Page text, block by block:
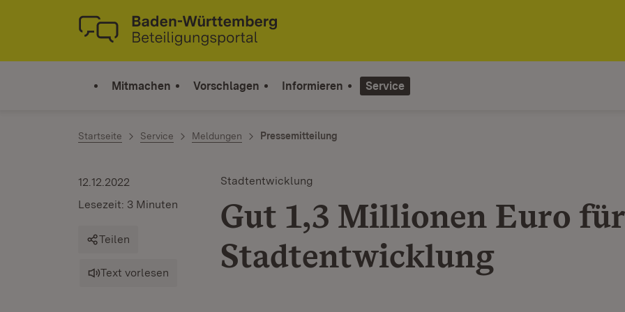
Zum Inhalt springen
Link zur Startseite
Mitmachen Vorschlagen Informieren Service
Startseite Service Meldungen Pressemitteilung
Stadtentwicklung
Gut 1,3 Millionen Euro für
Stadtentwicklung
12.12.2022
Lesezeit: 3 Minuten
Teilen
Text vorlesen